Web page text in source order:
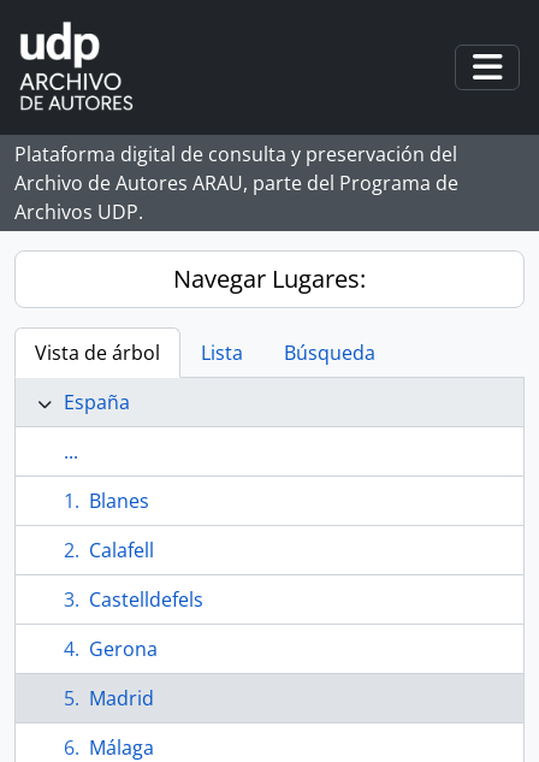
Skip to main content
Plataforma digital de consulta y preservación del
Archivo de Autores ARAU, parte del Programa de
Archivos UDP.
Navegar Lugares:
Vista de árbol Lista
Búsqueda
España
...
Blanes
Calafell
Castelldefels
Gerona
Madrid
Málaga